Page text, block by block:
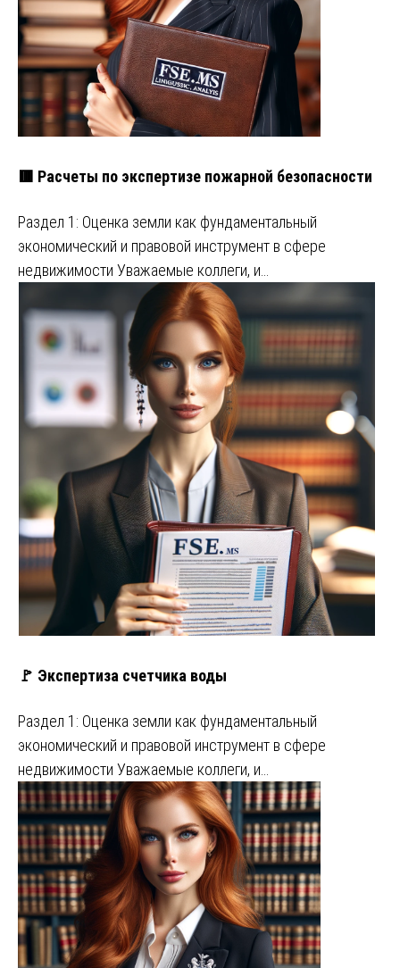
🟥 Расчеты по экспертизе пожарной безопасности
Раздел 1: Оценка земли как фундаментальный
экономический и правовой инструмент в сфере
недвижимости Уважаемые коллеги, и…
🚩 Экспертиза счетчика воды
Раздел 1: Оценка земли как фундаментальный
экономический и правовой инструмент в сфере
недвижимости Уважаемые коллеги, и…